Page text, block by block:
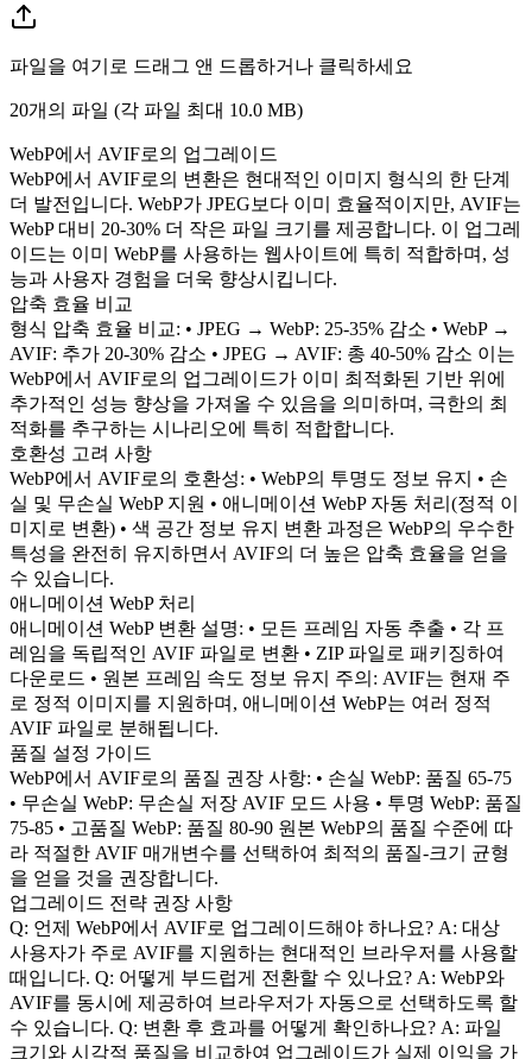
파일을 여기로 드래그 앤 드롭하거나 클릭하세요
20개의 파일 (각 파일 최대 10.0 MB)
WebP에서 AVIF로의 업그레이드
WebP에서 AVIF로의 변환은 현대적인 이미지 형식의 한 단계
더 발전입니다. WebP가 JPEG보다 이미 효율적이지만, AVIF는
WebP 대비 20-30% 더 작은 파일 크기를 제공합니다. 이 업그레
이드는 이미 WebP를 사용하는 웹사이트에 특히 적합하며, 성
능과 사용자 경험을 더욱 향상시킵니다.
압축 효율 비교
형식 압축 효율 비교: • JPEG → WebP: 25-35% 감소 • WebP →
AVIF: 추가 20-30% 감소 • JPEG → AVIF: 총 40-50% 감소 이는
WebP에서 AVIF로의 업그레이드가 이미 최적화된 기반 위에
추가적인 성능 향상을 가져올 수 있음을 의미하며, 극한의 최
적화를 추구하는 시나리오에 특히 적합합니다.
호환성 고려 사항
WebP에서 AVIF로의 호환성: • WebP의 투명도 정보 유지 • 손
실 및 무손실 WebP 지원 • 애니메이션 WebP 자동 처리(정적 이
미지로 변환) • 색 공간 정보 유지 변환 과정은 WebP의 우수한
특성을 완전히 유지하면서 AVIF의 더 높은 압축 효율을 얻을
수 있습니다.
애니메이션 WebP 처리
애니메이션 WebP 변환 설명: • 모든 프레임 자동 추출 • 각 프
레임을 독립적인 AVIF 파일로 변환 • ZIP 파일로 패키징하여
다운로드 • 원본 프레임 속도 정보 유지 주의: AVIF는 현재 주
로 정적 이미지를 지원하며, 애니메이션 WebP는 여러 정적
AVIF 파일로 분해됩니다.
품질 설정 가이드
WebP에서 AVIF로의 품질 권장 사항: • 손실 WebP: 품질 65-75
• 무손실 WebP: 무손실 저장 AVIF 모드 사용 • 투명 WebP: 품질
75-85 • 고품질 WebP: 품질 80-90 원본 WebP의 품질 수준에 따
라 적절한 AVIF 매개변수를 선택하여 최적의 품질-크기 균형
을 얻을 것을 권장합니다.
업그레이드 전략 권장 사항
Q: 언제 WebP에서 AVIF로 업그레이드해야 하나요? A: 대상
사용자가 주로 AVIF를 지원하는 현대적인 브라우저를 사용할
때입니다. Q: 어떻게 부드럽게 전환할 수 있나요? A: WebP와
AVIF를 동시에 제공하여 브라우저가 자동으로 선택하도록 할
수 있습니다. Q: 변환 후 효과를 어떻게 확인하나요? A: 파일
크기와 시각적 품질을 비교하여 업그레이드가 실제 이익을 가